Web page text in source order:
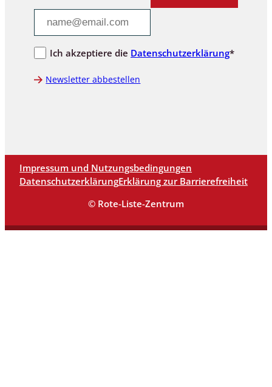
Ich akzeptiere die Datenschutzerklärung*
Newsletter abbestellen
Impressum und Nutzungsbedingungen
DatenschutzerklärungErklärung zur Barrierefreiheit
© Rote-Liste-Zentrum